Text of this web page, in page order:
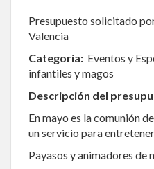
Presupuesto solicitado
Valencia
Categoría: Eventos y
infantiles y magos
Descripción del
En mayo es la comunión
un servicio para
Payasos y animadores de